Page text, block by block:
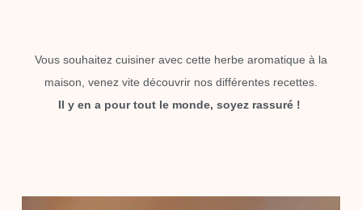
Vous souhaitez cuisiner avec cette herbe aromatique à la
maison, venez vite découvrir nos différentes recettes.
Il y en a pour tout le monde, soyez rassuré !